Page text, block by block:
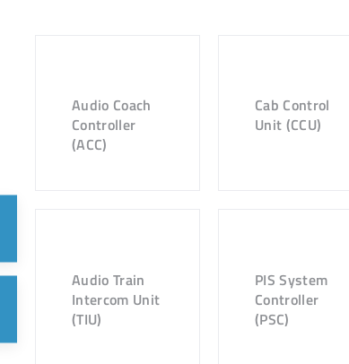
Audio Coach
Controller
(ACC)
Cab Control
Unit (CCU)
Audio Train
Intercom Unit
(TIU)
PIS System
Controller
(PSC)